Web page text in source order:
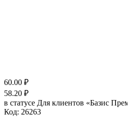
60.00 ₽
58.20 ₽
в статусе Для клиентов «Базис
Код: 26263